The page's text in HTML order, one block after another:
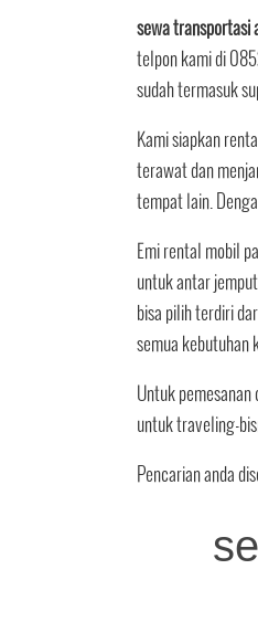
sewa transportasi
telpon kami di
sudah termasuk
Kami siapkan
terawat dan
tempat lain.
Emi rental mobil
untuk antar
bisa pilih terdiri
semua kebutuhan
Untuk
untuk traveling-
Pencarian anda